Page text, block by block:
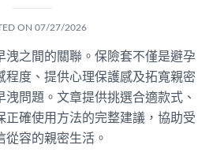
ON 07/27/2026
洩之間的關聯。保險套不僅是避孕
程度、提供心理保護感及拓寬親密
問題。文章提供挑選合適款式、
正確使用方法的完整建議，協助受
容的親密生活。